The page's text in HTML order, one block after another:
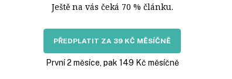
Ještě na vás čeká 70 % článku.
PŘEDPLATIT ZA 39 KČ MĚSÍČNĚ
První 2 měsíce, pak 149 Kč měsíčně